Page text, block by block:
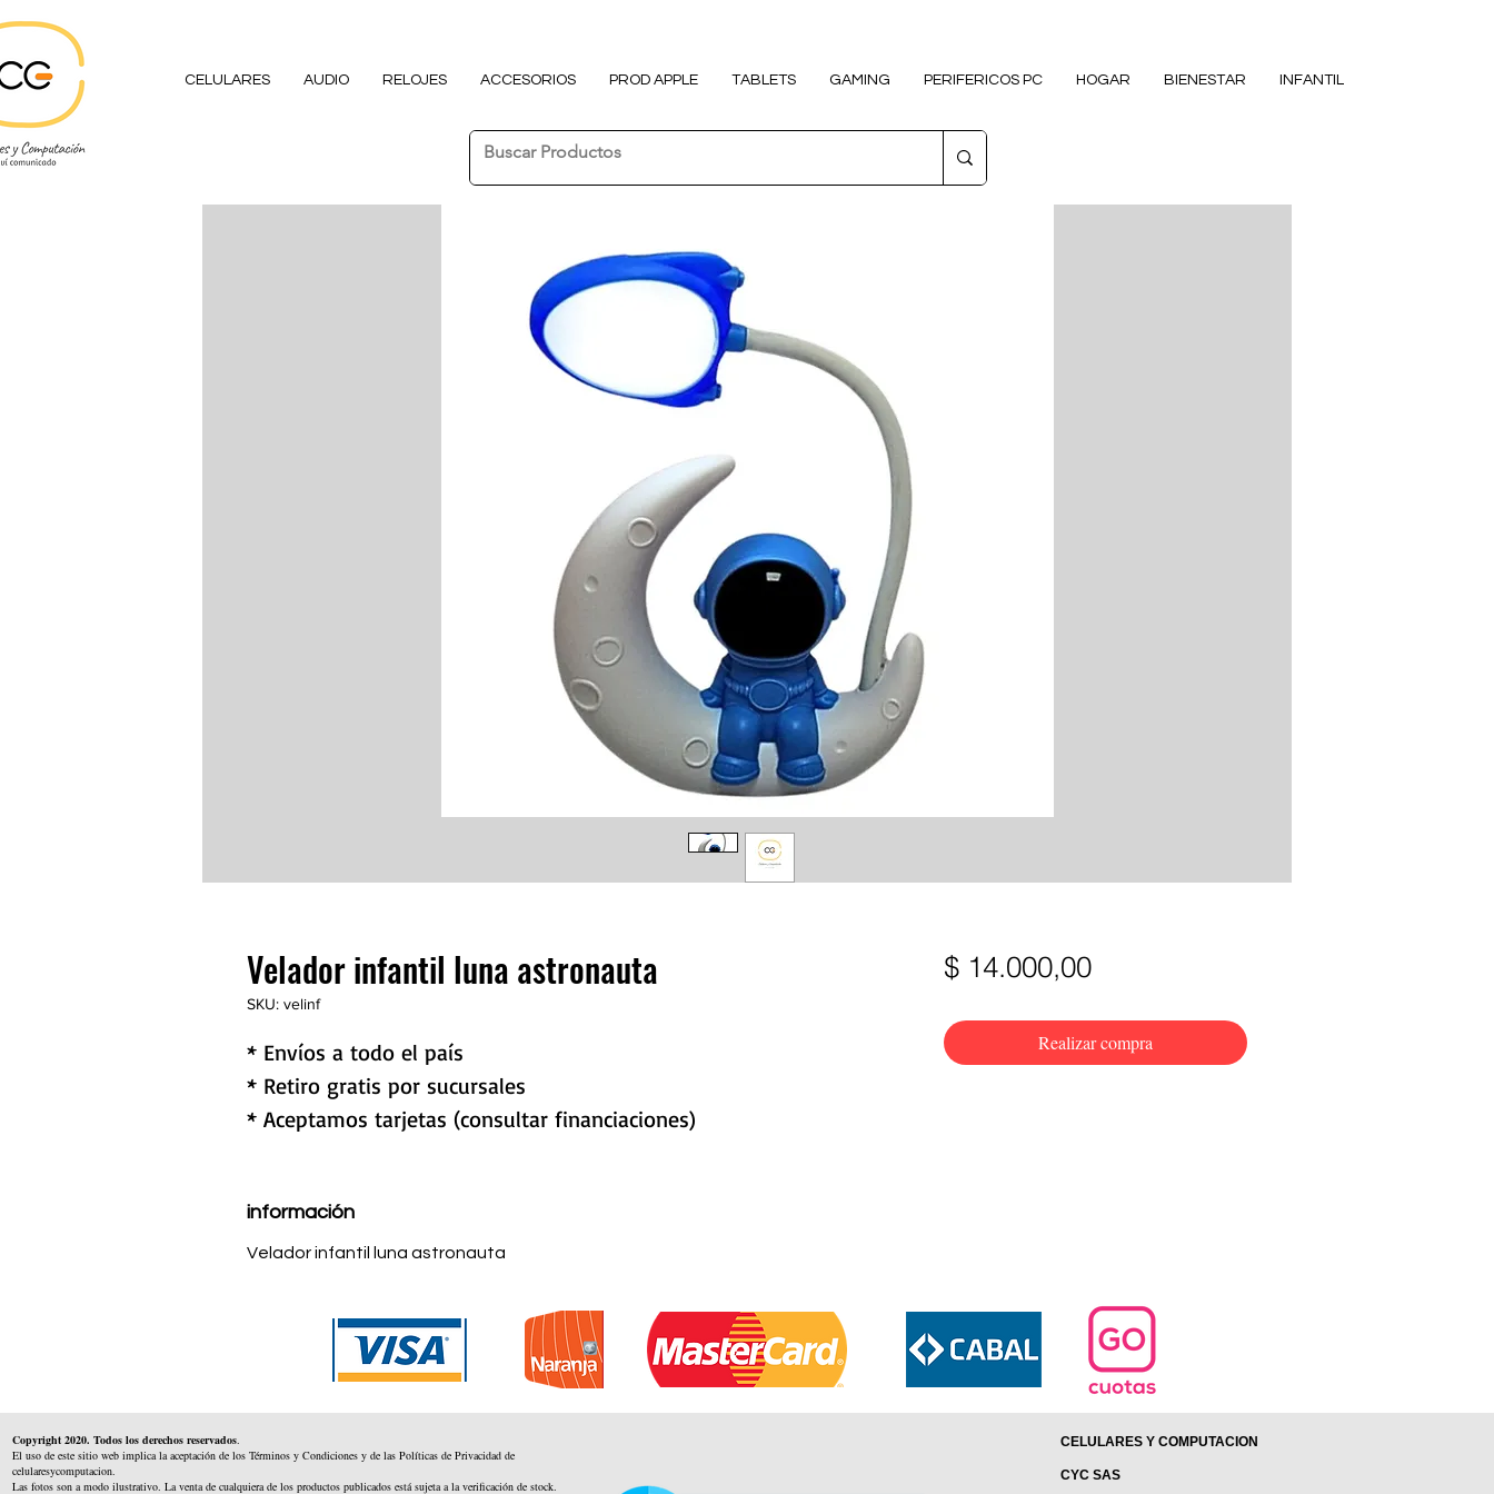
CELULARES AUDIO RELOJES ACCESORIOS PROD APPLE TABLETS GAMING PERIFERICOS PC HOGAR BIENESTAR INFANTIL
Velador infantil luna astronauta
SKU: velinf
* Envíos a todo el país
* Retiro gratis por sucursales
* Aceptamos tarjetas (consultar financiaciones)
información
Velador infantil luna astronauta
$ 14.000,00Precio
Realizar compra
Copyright 2020. Todos los derechos reservados.
El uso de este sitio web implica la aceptación de los Términos y Condiciones y de las Políticas de Privacidad de
celularesycomputacion.
Las fotos son a modo ilustrativo. La venta de cualquiera de los productos publicados está sujeta a la verificación de stock.
CELULARES Y COMPUTACION
CYC SAS